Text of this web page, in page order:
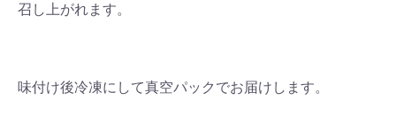
召し上がれます。
味付け後冷凍にして真空パックでお届けします。